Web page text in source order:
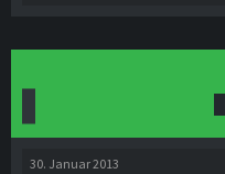
30. Januar 2013